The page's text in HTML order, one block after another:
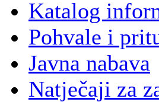
Katalog
Pohvale i
Javna nabava
Natječaji za